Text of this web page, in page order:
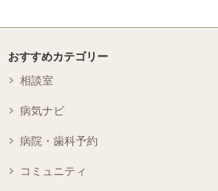
おすすめカテゴリー
相談室
病気ナビ
病院・歯科予約
コミュニティ